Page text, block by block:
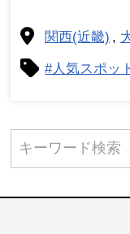
関西(近畿)
#人気スポッ